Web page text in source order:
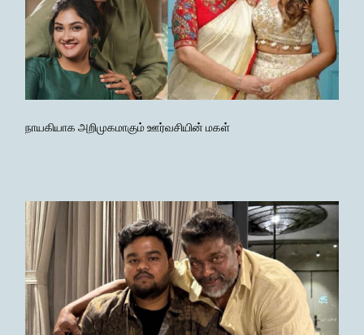
நாயகியாக அறிமுகமாகும் ஊர்வசியின் மகள்